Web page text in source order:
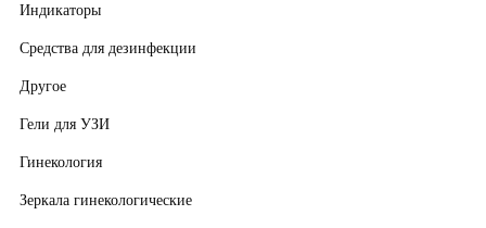
Индикаторы
Средства для дезинфекции
Другое
Гели для УЗИ
Гинекология
Зеркала гинекологические